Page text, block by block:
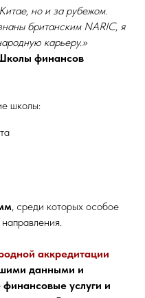
но и за рубежом.
британским NARIC, я
карьеру.»
финансов
школы:
, среди которых особое
аккредитации
данными и
финансовые услуги и